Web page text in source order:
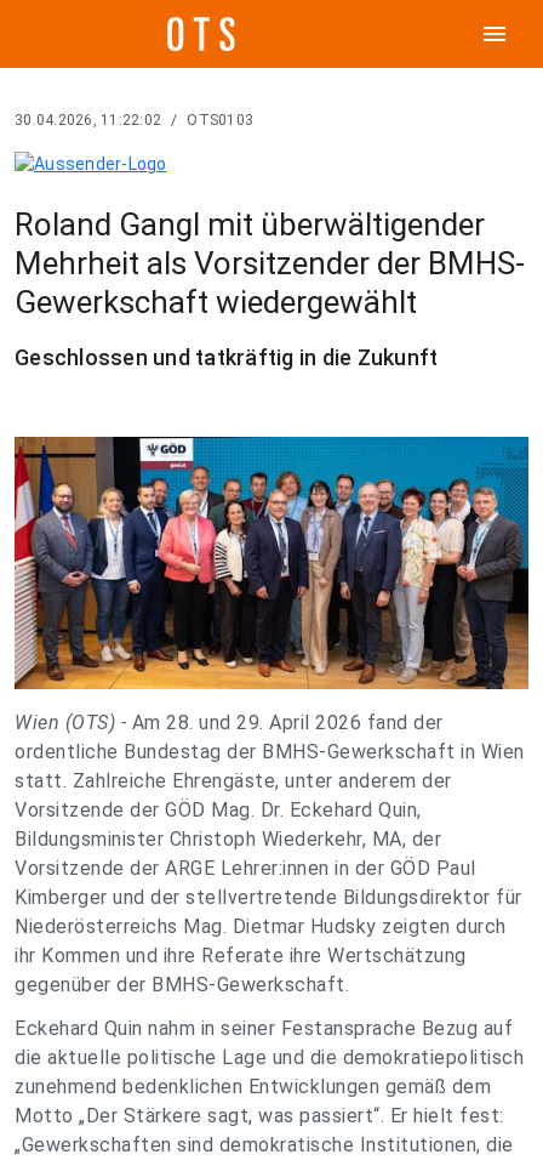
menu
30.04.2026, 11:22:02 / OTS0103
Roland Gangl mit überwältigender
Mehrheit als Vorsitzender der BMHS-
Gewerkschaft wiedergewählt
Geschlossen und tatkräftig in die Zukunft
Wien (OTS) - Am 28. und 29. April 2026 fand der
ordentliche Bundestag der BMHS-Gewerkschaft in Wien
statt. Zahlreiche Ehrengäste, unter anderem der
Vorsitzende der GÖD Mag. Dr. Eckehard Quin,
Bildungsminister Christoph Wiederkehr, MA, der
Vorsitzende der ARGE Lehrer:innen in der GÖD Paul
Kimberger und der stellvertretende Bildungsdirektor für
Niederösterreichs Mag. Dietmar Hudsky zeigten durch
ihr Kommen und ihre Referate ihre Wertschätzung
gegenüber der BMHS-Gewerkschaft.
Eckehard Quin nahm in seiner Festansprache Bezug auf
die aktuelle politische Lage und die demokratiepolitisch
zunehmend bedenklichen Entwicklungen gemäß dem
Motto „Der Stärkere sagt, was passiert“. Er hielt fest:
„Gewerkschaften sind demokratische Institutionen, die